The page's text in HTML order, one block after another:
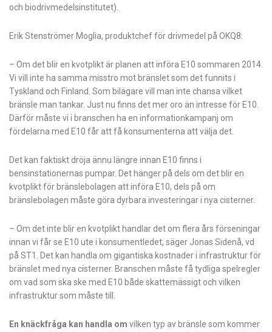
och biodrivmedelsinstitutet).
Erik Stenströmer Moglia, produktchef för drivmedel på OKQ8:
– Om det blir en kvotplikt är planen att införa E10 sommaren 2014.
Vi vill inte ha samma misstro mot bränslet som det funnits i
Tyskland och Finland. Som bilägare vill man inte chansa vilket
bränsle man tankar. Just nu finns det mer oro än intresse för E10.
Därför måste vi i branschen ha en informationkampanj om
fördelarna med E10 får att få konsumenterna att välja det.
Det kan faktiskt dröja ännu längre innan E10 finns i
bensinstationernas pumpar. Det hänger på dels om det blir en
kvotplikt för bränslebolagen att införa E10, dels på om
bränslebolagen måste göra dyrbara investeringar i nya cisterner.
– Om det inte blir en kvotplikt handlar det om flera års förseningar
innan vi får se E10 ute i konsumentledet, säger Jonas Sidenå, vd
på ST1. Det kan handla om gigantiska kostnader i infrastruktur för
bränslet med nya cisterner. Branschen måste få tydliga spelregler
om vad som ska ske med E10 både skattemässigt och vilken
infrastruktur som måste till.
En knäckfråga kan handla om vilken typ av bränsle som kommer